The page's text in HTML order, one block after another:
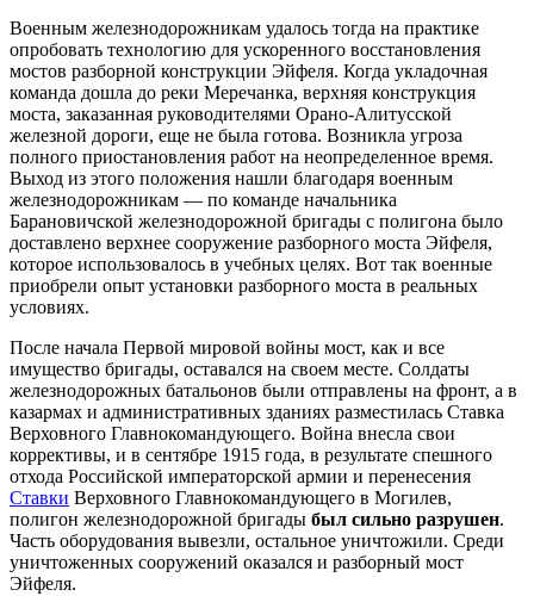
Военным железнодорожникам удалось тогда на практике
опробовать технологию для ускоренного восстановления
мостов разборной конструкции Эйфеля. Когда укладочная
команда дошла до реки Меречанка, верхняя конструкция
моста, заказанная руководителями Орано-Алитусской
железной дороги, еще не была готова. Возникла угроза
полного приостановления работ на неопределенное время.
Выход из этого положения нашли благодаря военным
железнодорожникам — по команде начальника
Барановичской железнодорожной бригады с полигона было
доставлено верхнее сооружение разборного моста Эйфеля,
которое использовалось в учебных целях. Вот так военные
приобрели опыт установки разборного моста в реальных
условиях.
После начала Первой мировой войны мост, как и все
имущество бригады, оставался на своем месте. Солдаты
железнодорожных батальонов были отправлены на фронт, а в
казармах и административных зданиях разместилась Ставка
Верховного Главнокомандующего. Война внесла свои
коррективы, и в сентябре 1915 года, в результате спешного
отхода Российской императорской армии и перенесения
Ставки Верховного Главнокомандующего в Могилев,
полигон железнодорожной бригады был сильно разрушен.
Часть оборудования вывезли, остальное уничтожили. Среди
уничтоженных сооружений оказался и разборный мост
Эйфеля.